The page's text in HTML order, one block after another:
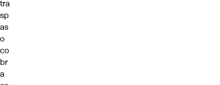
tra
sp
as
o
co
br
a